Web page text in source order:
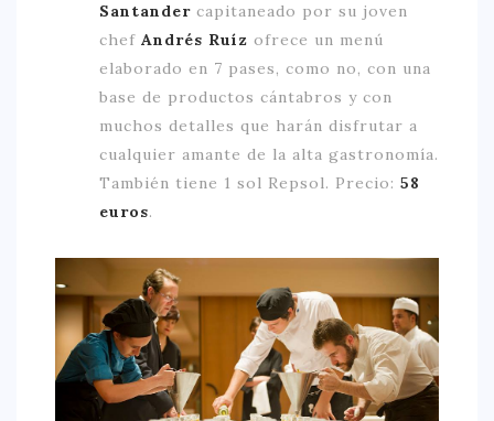
Santander capitaneado por su joven
chef Andrés Ruíz ofrece un menú
elaborado en 7 pases, como no, con una
base de productos cántabros y con
muchos detalles que harán disfrutar a
cualquier amante de la alta gastronomía.
También tiene 1 sol Repsol. Precio: 58
euros.